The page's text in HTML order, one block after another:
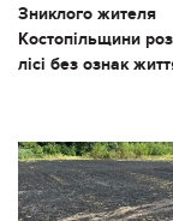
Зниклого жителя
Костопільщини
лісі без ознак